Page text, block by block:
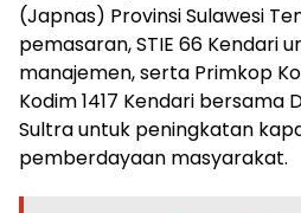
(Japnas) Provinsi Sulawesi
pemasaran, STIE 66 Kendari
manajemen, serta Primkop
Kodim 1417 Kendari bersama
Sultra untuk peningkatan
pemberdayaan masyarakat.